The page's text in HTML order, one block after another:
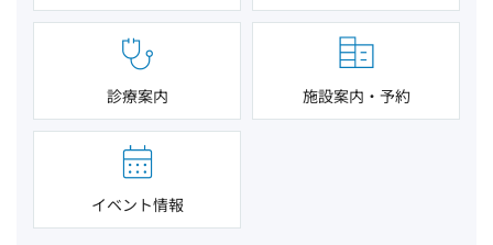
診療案内 施設案内・予約
イベント情報